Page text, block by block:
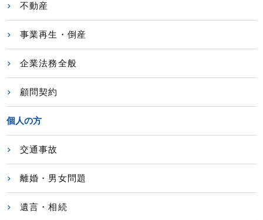
不動産
事業再生・倒産
企業法務全般
顧問契約
個人の方
交通事故
離婚・男女問題
遺言・相続